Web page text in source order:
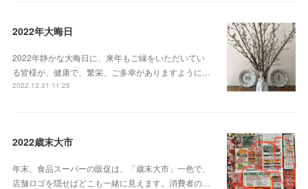
2022年大晦日
2022年静かな大晦日に、来年もご縁をいただいてい
る皆様が、健康で、繁栄、ご多幸がありますように…
2022.12.31 11:25
2022歳末大市
年末、食品スーパーの販促は、「歳末大市」一色で、
店舗ロゴを隠せばどこも一緒に見えます。消費者の…